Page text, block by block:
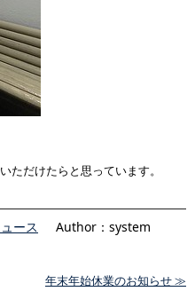
ただけたらと思っています。
ース Author：system
年末年始休業のお知らせ ≫